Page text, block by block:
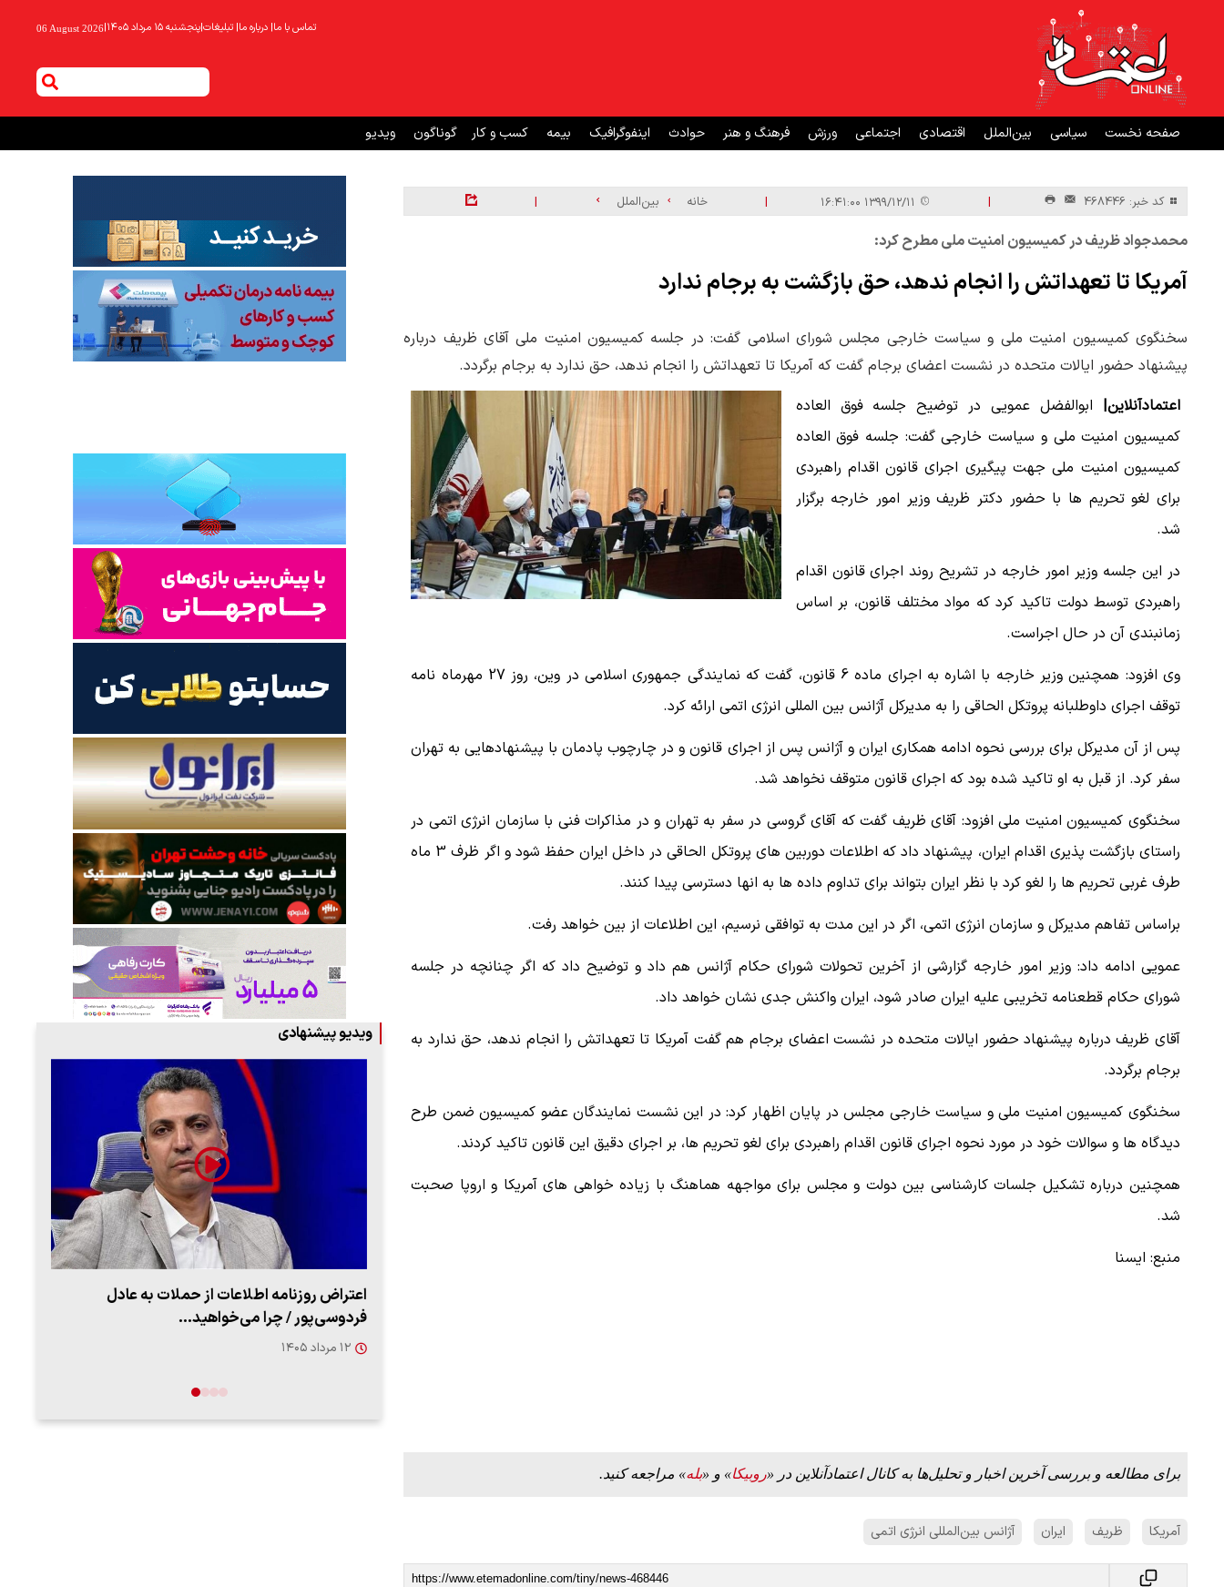
تماس با ما| درباره ما| تبلیغات|پنجشنبه ۱۵ مرداد ۱۴۰۵ |
06 August 2026
صفحه نخست سیاسی بین‌الملل اقتصادی اجتماعی ورزش فرهنگ و هنر حوادث اینفوگرافیک بیمه کسب و کار گوناگون ویدیو
کد خبر: 468446 |
| خانه بین‌الملل |
محمدجواد ظریف در کمیسیون امنیت ملی مطرح کرد:
آمریکا تا تعهداتش را انجام ندهد، حق بازگشت به برجام ندارد
سخنگوی کمیسیون امنیت ملی و سیاست خارجی مجلس شورای اسلامی گفت: در جلسه کمیسیون امنیت ملی آقای ظریف درباره
پیشنهاد حضور ایالات متحده در نشست اعضای برجام گفت که آمریکا تا تعهداتش را انجام ندهد، حق ندارد به برجام برگردد.
اعتمادآنلاین| ابوالفضل عمویی در توضیح جلسه فوق العاده
کمیسیون امنیت ملی و سیاست خارجی گفت: جلسه فوق العاده
کمیسیون امنیت ملی جهت پیگیری اجرای قانون اقدام راهبردی
برای لغو تحریم ها با حضور دکتر ظریف وزیر امور خارجه برگزار
شد.
در این جلسه وزیر امور خارجه در تشریح روند اجرای قانون اقدام
راهبردی توسط دولت تاکید کرد که مواد مختلف قانون، بر اساس
زمانبندی آن در حال اجراست.
وی افزود: همچنین وزیر خارجه با اشاره به اجرای ماده 6 قانون، گفت که نمایندگی جمهوری اسلامی در وین، روز 27 مهرماه نامه
توقف اجرای داوطلبانه پروتکل الحاقی را به مدیرکل آژانس بین المللی انرژی اتمی ارائه کرد.
پس از آن مدیرکل برای بررسی نحوه ادامه همکاری ایران و آژانس پس از اجرای قانون و در چارچوب پادمان با پیشنهادهایی به تهران
سفر کرد. از قبل به او تاکید شده بود که اجرای قانون متوقف نخواهد شد.
سخنگوی کمیسیون امنیت ملی افزود: آقای ظریف گفت که آقای گروسی در سفر به تهران و در مذاکرات فنی با سازمان انرژی اتمی در
راستای بازگشت پذیری اقدام ایران، پیشنهاد داد که اطلاعات دوربین های پروتکل الحاقی در داخل ایران حفظ شود و اگر ظرف 3 ماه
طرف غربی تحریم ها را لغو کرد با نظر ایران بتواند برای تداوم داده ها به انها دسترسی پیدا کنند.
براساس تفاهم مدیرکل و سازمان انرژی اتمی، اگر در این مدت به توافقی نرسیم، این اطلاعات از بین خواهد رفت.
عمویی ادامه داد: وزیر امور خارجه گزارشی از آخرین تحولات شورای حکام آژانس هم داد و توضیح داد که اگر چنانچه در جلسه
شورای حکام قطعنامه تخریبی علیه ایران صادر شود، ایران واکنش جدی نشان خواهد داد.
آقای ظریف درباره پیشنهاد حضور ایالات متحده در نشست اعضای برجام هم گفت آمریکا تا تعهداتش را انجام ندهد، حق ندارد به
برجام برگردد.
سخنگوی کمیسیون امنیت ملی و سیاست خارجی مجلس در پایان اظهار کرد: در این نشست نمایندگان عضو کمیسیون ضمن طرح
دیدگاه ها و سوالات خود در مورد نحوه اجرای قانون اقدام راهبردی برای لغو تحریم ها، بر اجرای دقیق این قانون تاکید کردند.
همچنین درباره تشکیل جلسات کارشناسی بین دولت و مجلس برای مواجهه هماهنگ با زیاده خواهی های آمریکا و اروپا صحبت
شد.
منبع: ایسنا
برای مطالعه و بررسی آخرین اخبار و تحلیل‌ها به کانال اعتمادآنلاین در «روبیکا» و «بله» مراجعه کنید.
آمریکا ظریف ایران آژانس بین‌المللی انرژی اتمی
ویدیو پیشنهادی
اعتراض روزنامه اطلاعات از حملات به عادل
فردوسی‌پور / چرا می‌خواهید…
۱۲ مرداد ۱۴۰۵